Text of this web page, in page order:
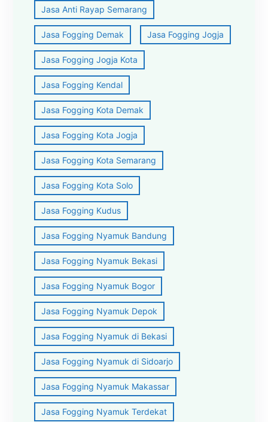
Jasa Anti Rayap Semarang
Jasa Fogging Demak Jasa Fogging Jogja
Jasa Fogging Jogja Kota
Jasa Fogging Kendal
Jasa Fogging Kota Demak
Jasa Fogging Kota Jogja
Jasa Fogging Kota Semarang
Jasa Fogging Kota Solo
Jasa Fogging Kudus
Jasa Fogging Nyamuk Bandung
Jasa Fogging Nyamuk Bekasi
Jasa Fogging Nyamuk Bogor
Jasa Fogging Nyamuk Depok
Jasa Fogging Nyamuk di Bekasi
Jasa Fogging Nyamuk di Sidoarjo
Jasa Fogging Nyamuk Makassar
Jasa Fogging Nyamuk Terdekat